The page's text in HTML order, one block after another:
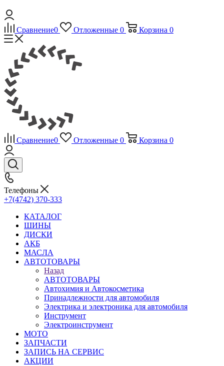
Сравнение0 Отложенные 0 Корзина 0
Сравнение0 Отложенные 0 Корзина 0
Телефоны
+7(4742) 370-333
КАТАЛОГ
ШИНЫ
ДИСКИ
АКБ
МАСЛА
АВТОТОВАРЫ
Назад
АВТОТОВАРЫ
Автохимия и Автокосметика
Принадлежности для автомобиля
Электрика и электроника для автомобиля
Инструмент
Электроинструмент
МОТО
ЗАПЧАСТИ
ЗАПИСЬ НА СЕРВИС
АКЦИИ